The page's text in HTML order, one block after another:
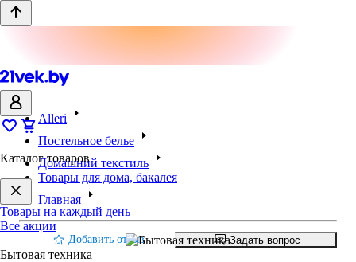
Каталог товаров
Товары на каждый день
Все акции
Бытовая техника
Alleri
Постельное белье
Домашний текстиль
Товары для дома, бакалея
Главная
Добавить отзыв Задать вопрос